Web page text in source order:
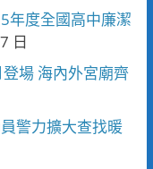
度全國高中廉潔
日
場 海內外宮廟齊
警力擴大查找暖